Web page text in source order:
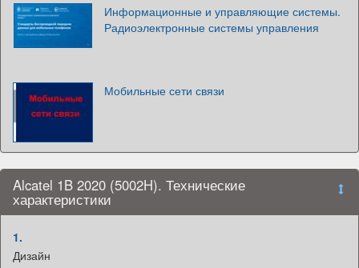
Информационные и управляющие системы.
Радиоэлектронные системы управления
Мобильные сети связи
Alcatel 1B 2020 (5002H). Технические
характеристики
1.
Дизайн